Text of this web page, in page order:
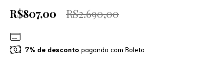
R$807,00 R$2.690,00
7% de desconto pagando com Boleto